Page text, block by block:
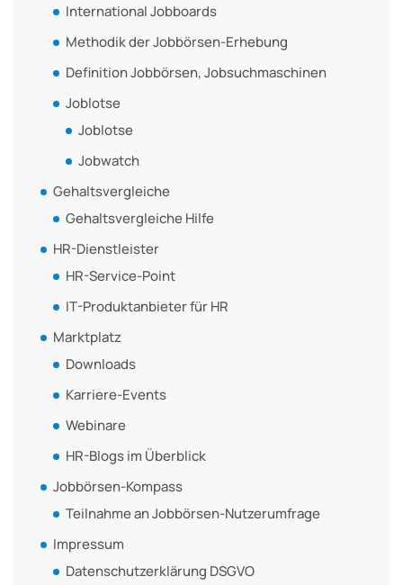
International Jobboards
Methodik der Jobbörsen-Erhebung
Definition Jobbörsen, Jobsuchmaschinen
Joblotse
Joblotse
Jobwatch
Gehaltsvergleiche
Gehaltsvergleiche Hilfe
HR-Dienstleister
HR-Service-Point
IT-Produktanbieter für HR
Marktplatz
Downloads
Karriere-Events
Webinare
HR-Blogs im Überblick
Jobbörsen-Kompass
Teilnahme an Jobbörsen-Nutzerumfrage
Impressum
Datenschutzerklärung DSGVO